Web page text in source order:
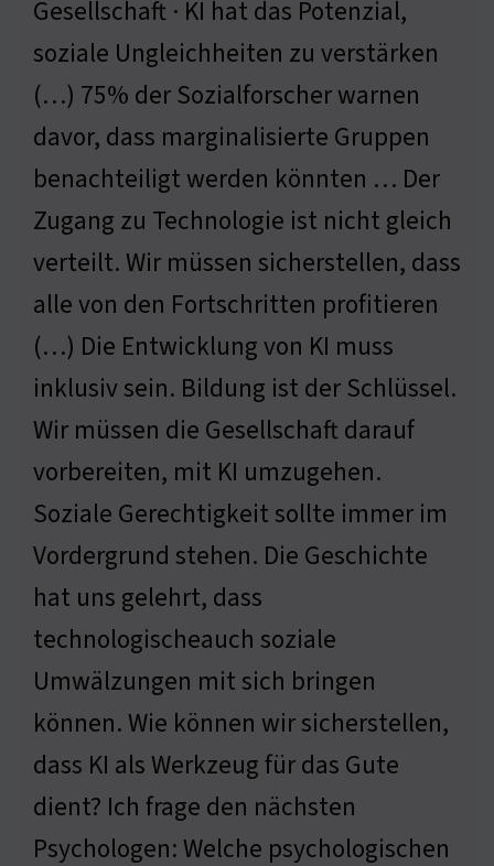
Gesellschaft · KI hat das Potenzial,
soziale Ungleichheiten zu verstärken
(…) 75% der Sozialforscher warnen
davor, dass marginalisierte Gruppen
benachteiligt werden könnten … Der
Zugang zu Technologie ist nicht gleich
verteilt. Wir müssen sicherstellen, dass
alle von den Fortschritten profitieren
(…) Die Entwicklung von KI muss
inklusiv sein. Bildung ist der Schlüssel.
Wir müssen die Gesellschaft darauf
vorbereiten, mit KI umzugehen.
Soziale Gerechtigkeit sollte immer im
Vordergrund stehen. Die Geschichte
hat uns gelehrt, dass
technologischeauch soziale
Umwälzungen mit sich bringen
können. Wie können wir sicherstellen,
dass KI als Werkzeug für das Gute
dient? Ich frage den nächsten
Psychologen: Welche psychologischen